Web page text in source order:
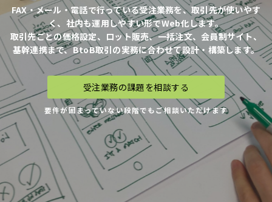
FAX・メール・電話で行っている受注業務を、取引先が使いやす
く、社内も運用しやすい形でWeb化します。
取引先ごとの価格設定、ロット販売、一括注文、会員制サイト、
基幹連携まで、BtoB取引の実務に合わせて設計・構築します。
受注業務の課題を相談する
要件が固まっていない段階でもご相談いただけます
FAX・メール・電話で行っている受注業務を、取引先が使いやす
く、社内も運用しやすい形でWeb化します。
取引先ごとの価格設定、ロット販売、一括注文、会員制サイト、
基幹連携まで、BtoB取引の実務に合わせて設計・構築します。
受注業務の課題を相談する
要件が固まっていない段階でもご相談いただけます
FAX・メール・電話で行っている受注業務を、取引先が使いやす
く、社内も運用しやすい形でWeb化します。
取引先ごとの価格設定、ロット販売、一括注文、会員制サイト、
基幹連携まで、BtoB取引の実務に合わせて設計・構築します。
受注業務の課題を相談する
要件が固まっていない段階でもご相談いただけます